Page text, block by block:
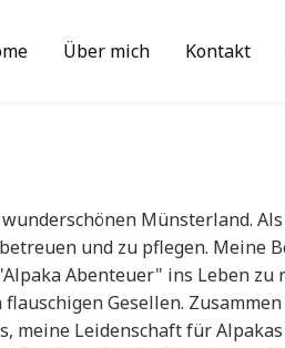
Über mich Kontakt
Münsterland.
und zu pflegen. Meine
Abenteuer" ins Leben
Gesellen.
Leidenschaft für